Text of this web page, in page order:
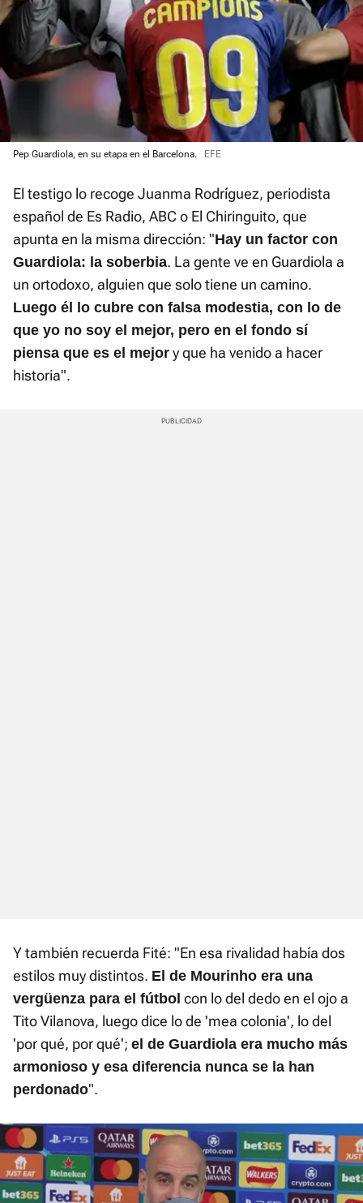
Pep Guardiola, en su etapa en el Barcelona. EFE
El testigo lo recoge Juanma Rodríguez, periodista
español de Es Radio, ABC o El Chiringuito, que
apunta en la misma dirección: "Hay un factor con
Guardiola: la soberbia. La gente ve en Guardiola a
un ortodoxo, alguien que solo tiene un camino.
Luego él lo cubre con falsa modestia, con lo de
que yo no soy el mejor, pero en el fondo sí
piensa que es el mejor y que ha venido a hacer
historia".
Y también recuerda Fité: "En esa rivalidad había dos
estilos muy distintos. El de Mourinho era una
vergüenza para el fútbol con lo del dedo en el ojo a
Tito Vilanova, luego dice lo de 'mea colonia', lo del
'por qué, por qué'; el de Guardiola era mucho más
armonioso y esa diferencia nunca se la han
perdonado".